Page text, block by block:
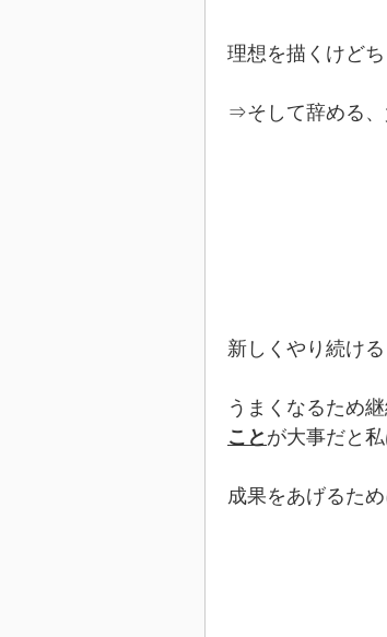
理想を描くけど
⇒そして辞める、
新しくやり続け
うまくなるため
こと が大事だと私
成果をあげるた